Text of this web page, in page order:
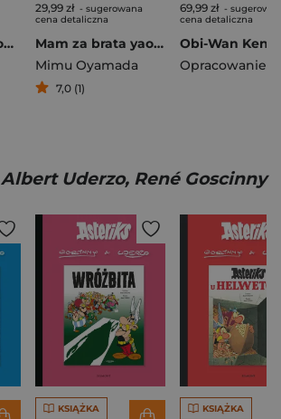
Shaman King. Tom 26
29,99 zł - sugerowana
cena detaliczna
Mam za brata yaoi-wariata
Mimu Oyamada
7,0 (1)
69,99 zł -
cena detaliczna
Albert Uderzo, René Goscinny
KSIĄŻKA KSIĄŻKA